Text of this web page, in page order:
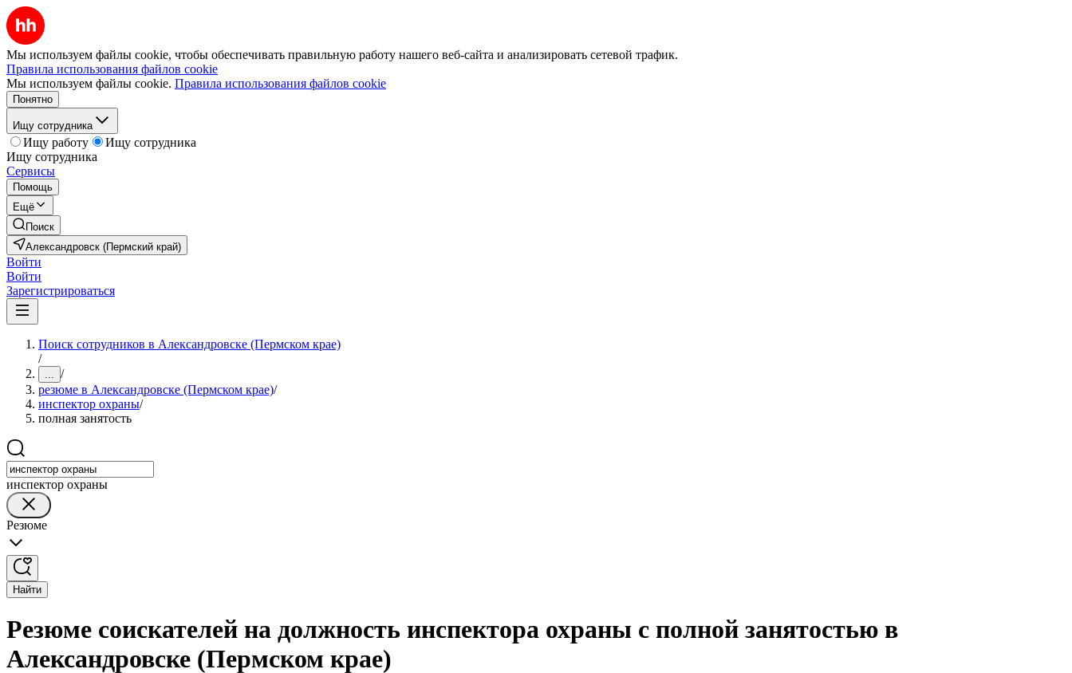
Мы используем файлы cookie, чтобы обеспечивать правильную работу нашего веб-сайта и анализировать сетевой трафик.
Правила использования файлов cookie
Мы используем файлы cookie. Правила использования файлов cookie
Понятно
Ищу сотрудника
Ищу работу
Ищу сотрудника
Ищу сотрудника
Сервисы
Помощь
Ещё
Поиск
Александровск (Пермский край)
Войти
Войти
Зарегистрироваться
Поиск сотрудников в Александровске (Пермском крае)
/
... /
резюме в Александровске (Пермском крае)/
инспектор охраны/
полная занятость
инспектор охраны
Резюме
Найти
Резюме соискателей на должность инспектора охраны с полной занятостью в
Александровске (Пермском крае)